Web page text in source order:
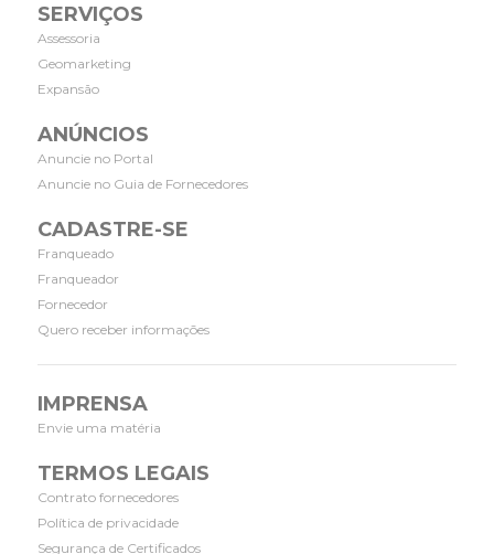
SERVIÇOS
Assessoria
Geomarketing
Expansão
ANÚNCIOS
Anuncie no Portal
Anuncie no Guia de Fornecedores
CADASTRE-SE
Franqueado
Franqueador
Fornecedor
Quero receber informações
IMPRENSA
Envie uma matéria
TERMOS LEGAIS
Contrato fornecedores
Política de privacidade
Segurança de Certificados